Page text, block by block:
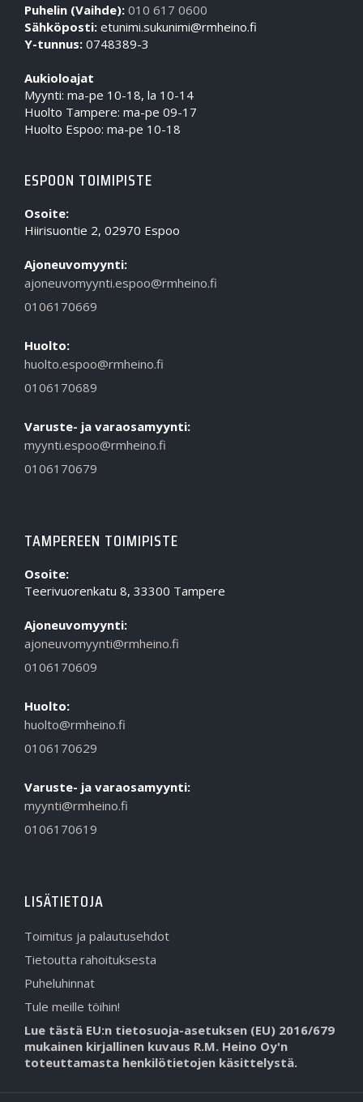
Puhelin (Vaihde): 010 617 0600
Sähköposti: etunimi.sukunimi@rmheino.fi
Y-tunnus: 0748389-3
Aukioloajat
Myynti: ma-pe 10-18, la 10-14
Huolto Tampere: ma-pe 09-17
Huolto Espoo: ma-pe 10-18
ESPOON TOIMIPISTE
Osoite:
Hiirisuontie 2, 02970 Espoo
Ajoneuvomyynti:
ajoneuvomyynti.espoo@rmheino.fi
0106170669
Huolto:
huolto.espoo@rmheino.fi
0106170689
Varuste- ja varaosamyynti:
myynti.espoo@rmheino.fi
0106170679
TAMPEREEN TOIMIPISTE
Osoite:
Teerivuorenkatu 8, 33300 Tampere
Ajoneuvomyynti:
ajoneuvomyynti@rmheino.fi
0106170609
Huolto:
huolto@rmheino.fi
0106170629
Varuste- ja varaosamyynti:
myynti@rmheino.fi
0106170619
LISÄTIETOJA
Toimitus ja palautusehdot
Tietoutta rahoituksesta
Puheluhinnat
Tule meille töihin!
Lue tästä EU:n tietosuoja-asetuksen (EU) 2016/679
mukainen kirjallinen kuvaus R.M. Heino Oy'n
toteuttamasta henkilötietojen käsittelystä.